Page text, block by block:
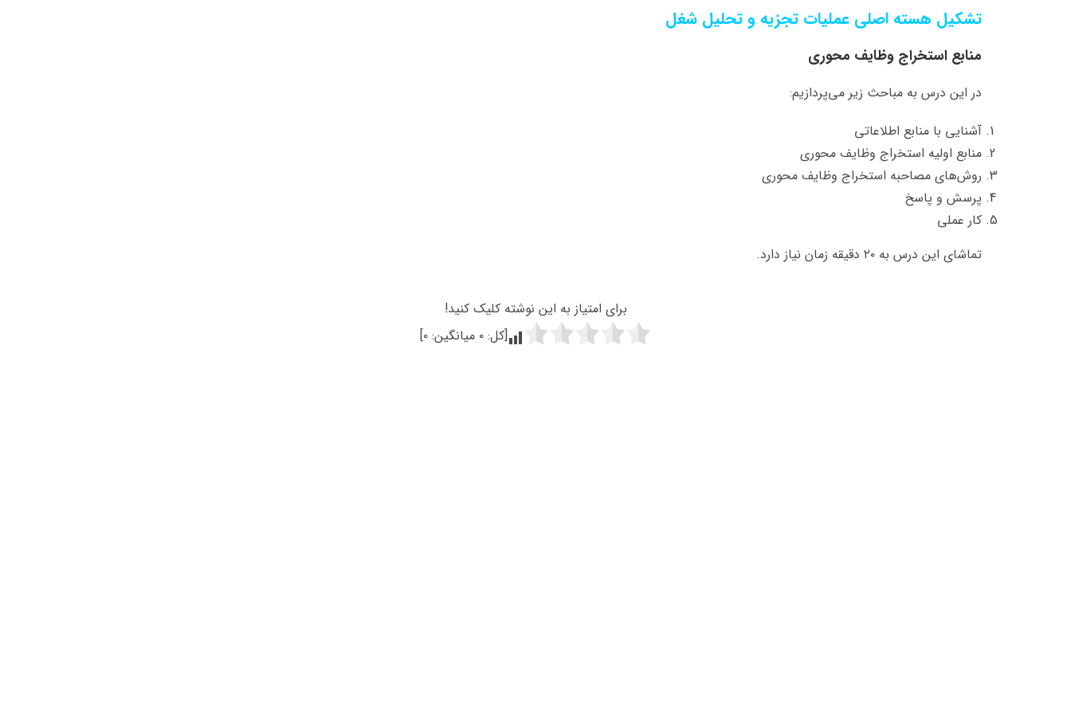
تشکیل هسته اصلی عملیات تجزیه و تحلیل شغل
منابع استخراج وظایف محوری
در این درس به مباحث زیر می‌پردازیم:
آشنایی با منابع اطلاعاتی
منابع اولیه استخراج وظایف محوری
روش‌های مصاحبه استخراج وظایف محوری
پرسش و پاسخ
کار عملی
تماشای این درس به ۲۰ دقیقه زمان نیاز دارد.
برای امتیاز به این نوشته کلیک کنید!
[کل: ۰ میانگین: ۰]